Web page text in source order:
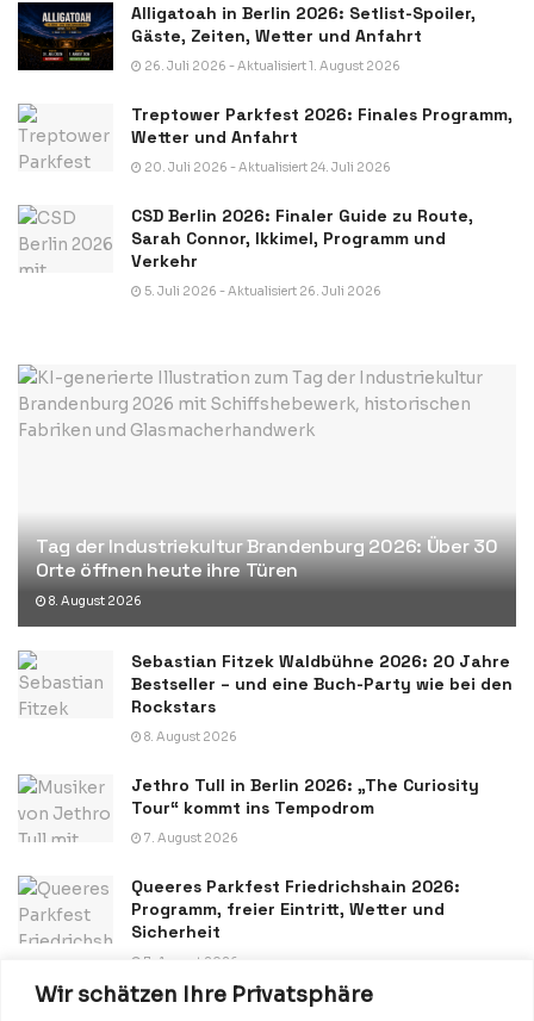
Wir schätzen Ihre Privatsphäre
Alligatoah in Berlin 2026: Setlist-Spoiler,
Gäste, Zeiten, Wetter und Anfahrt
26. Juli 2026 - Aktualisiert 1. August 2026
Treptower Parkfest 2026: Finales Programm,
Wetter und Anfahrt
20. Juli 2026 - Aktualisiert 24. Juli 2026
CSD Berlin 2026: Finaler Guide zu Route,
Sarah Connor, Ikkimel, Programm und
Verkehr
5. Juli 2026 - Aktualisiert 26. Juli 2026
Tag der Industriekultur Brandenburg 2026: Über 30
Orte öffnen heute ihre Türen
8. August 2026
Sebastian Fitzek Waldbühne 2026: 20 Jahre
Bestseller – und eine Buch-Party wie bei den
Rockstars
8. August 2026
Jethro Tull in Berlin 2026: „The Curiosity
Tour“ kommt ins Tempodrom
7. August 2026
Queeres Parkfest Friedrichshain 2026:
Programm, freier Eintritt, Wetter und
Sicherheit
7. August 2026